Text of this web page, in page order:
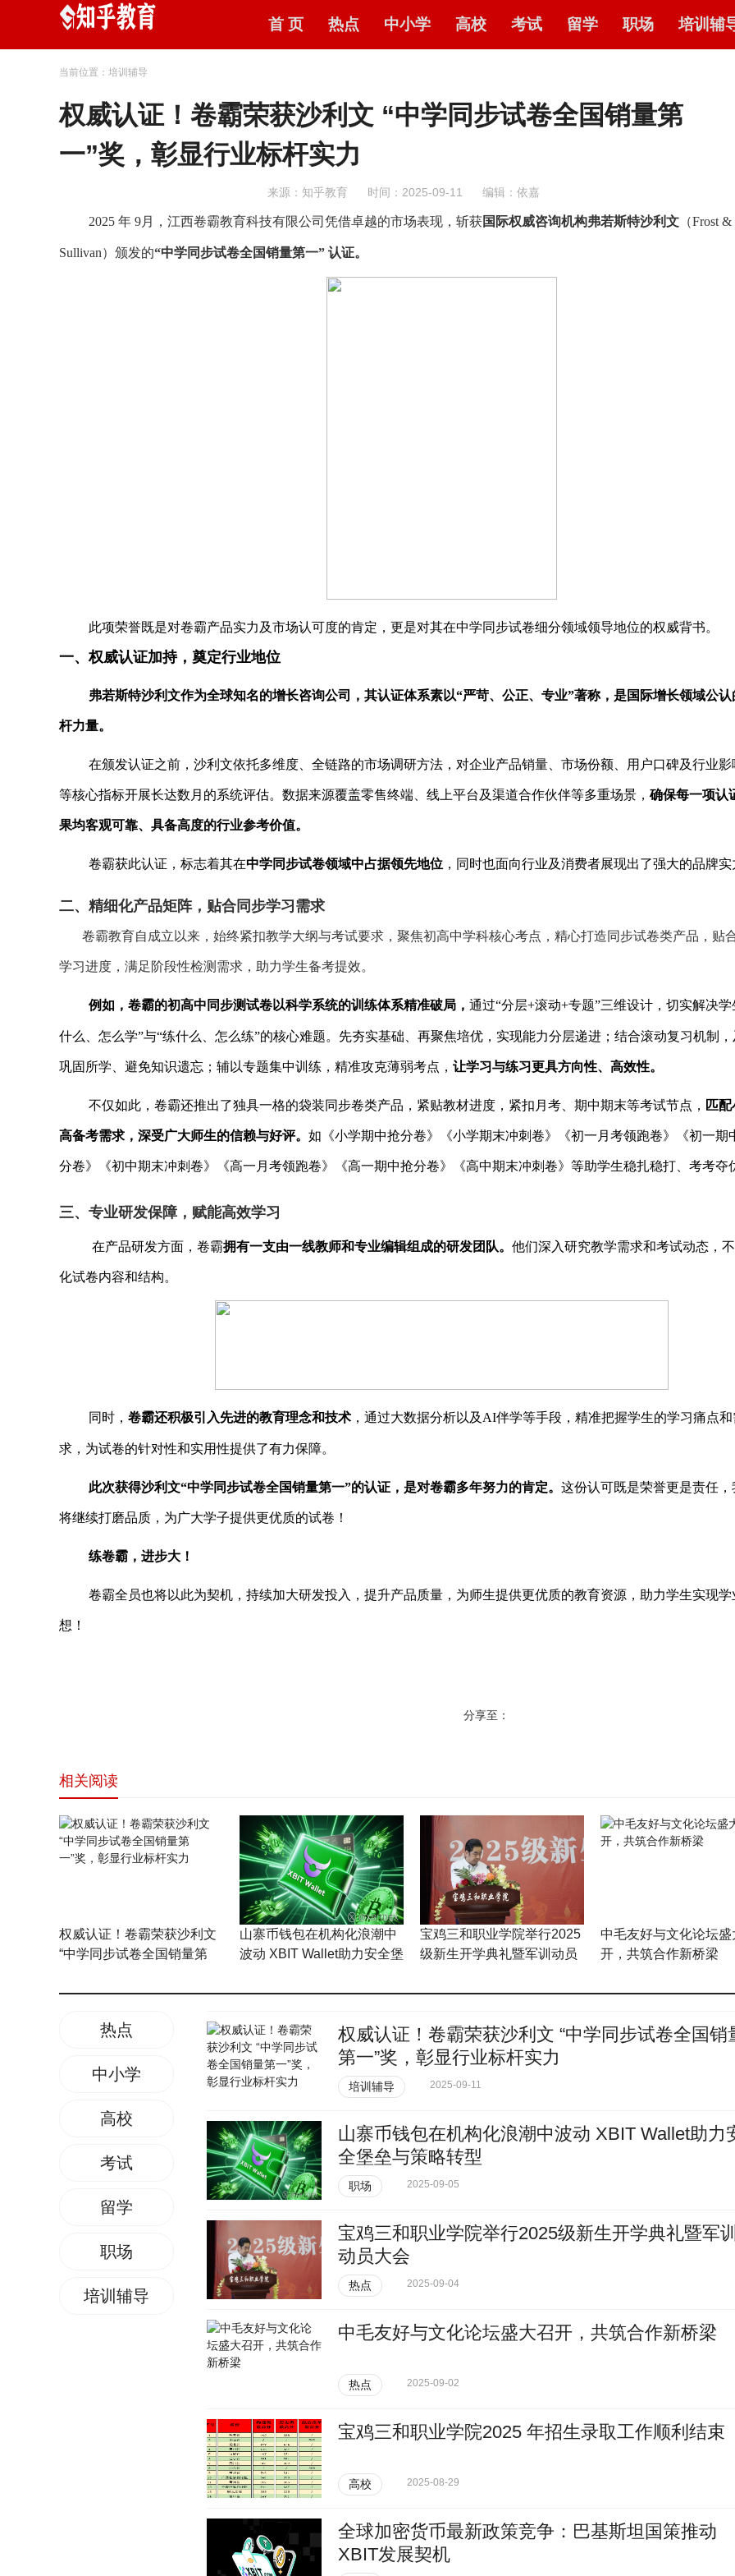
首 页 热点 中小学 高校 考试 留学 职场 培训辅
当前位置：培训辅导
权威认证！卷霸荣获沙利文 “中学同步试卷全国销量第
一”奖，彰显行业标杆实力
来源：知乎教育 时间：2025-09-11 编辑：依嘉
2025 年 9月，江西卷霸教育科技有限公司凭借卓越的市场表现，斩获国际权威咨询机构弗若斯特沙利文 （Frost &
Sullivan）颁发的“中学同步试卷全国销量第一” 认证。
此项荣誉既是对卷霸产品实力及市场认可度的肯定，更是对其在中学同步试卷细分领域领导地位的权威背书。
一、权威认证加持，奠定行业地位
弗若斯特沙利文作为全球知名的增长咨询公司，其认证体系素以“严苛、公正、专业”著称，是国际增长领域公认
杆力量。
在颁发认证之前，沙利文依托多维度、全链路的市场调研方法，对企业产品销量、市场份额、用户口碑及行业影
等核心指标开展长达数月的系统评估。数据来源覆盖零售终端、线上平台及渠道合作伙伴等多重场景， 确保每一项认
果均客观可靠、具备高度的行业参考价值。
卷霸获此认证， 标志着其在中学同步试卷领域中占据领先地位 ， 同时也面向行业及消费者展现出了强大的品牌实
二、精细化产品矩阵，贴合同步学习需求
卷霸教育自成立以来，始终紧扣教学大纲与考试要求，聚焦初高中学科核心考点，精心打造同步试卷类产品，贴
学习进度，满足阶段性检测需求，助力学生备考提效。
例如，卷霸的初高中同步测试卷以科学系统的训练体系精准破局， 通过“分层+滚动+专题”三维设计，切实解决学
什么、怎么学”与“练什么、怎么练”的核心难题。先夯实基础、再聚焦培优，实现能力分层递进；结合滚动复习机制
巩固所学、避免知识遗忘；辅以专题集中训练，精准攻克薄弱考点， 让学习与练习更具方向性、高效性。
不仅如此， 卷霸还推出了独具一格的袋装同步卷类产品，紧贴教材进度，紧扣月考、期中期末等考试节点， 匹配
高备考需求，深受广大师生的信赖与好评。 如《小学期中抢分卷》《小学期末冲刺卷》《初一月考领跑卷》《初一期
分卷》《初中期末冲刺卷》《高一月考领跑卷》《高一期中抢分卷》《高中期末冲刺卷》等助学生稳扎稳打、考考夺
三、 专业研发保障，赋能高效学习
在产品研发方面，卷霸拥有一支由一线教师和专业编辑组成的研发团队。 他们深入研究教学需求和考试动态，
化试卷内容和结构。
同时， 卷霸还积极引入先进的教育理念和技术 ，通过大数据分析以及 AI伴学等手段，精准把握学生的学习痛点和
求，为试卷的针对性和实用性提供了有力保障。
此次获得沙利文“中学同步试卷全国销量第一”的认证，是对卷霸多年努力的肯定。 这份认可既是荣誉更是责任，
将继续打磨品质，为广大学子提供更优质的试卷！
练卷霸，进步大！
卷霸全员也将以此为契机，持续加大研发投入，提升产品质量，为师生提供更优质的教育资源，助力学生实现学
想！
分享至：
相关阅读
权威认证！卷霸荣获沙利文
“中学同步试卷全国销量第
山寨币钱包在机构化浪潮中
波动 XBIT Wallet助力安全堡
宝鸡三和职业学院举行2025
级新生开学典礼暨军训动员
中毛友好与文化论坛盛
开，共筑合作新桥梁
热点
中小学
高校
考试
留学
职场
培训辅导
权威认证！卷霸荣获沙利文 “中学同步试卷全国销
第一”奖，彰显行业标杆实力
培训辅导 2025-09-11
山寨币钱包在机构化浪潮中波动 XBIT Wallet助力
全堡垒与策略转型
职场 2025-09-05
宝鸡三和职业学院举行2025级新生开学典礼暨军训
动员大会
热点 2025-09-04
中毛友好与文化论坛盛大召开，共筑合作新桥梁
热点 2025-09-02
宝鸡三和职业学院2025 年招生录取工作顺利结束
高校 2025-08-29
全球加密货币最新政策竞争：巴基斯坦国策推动
XBIT发展契机